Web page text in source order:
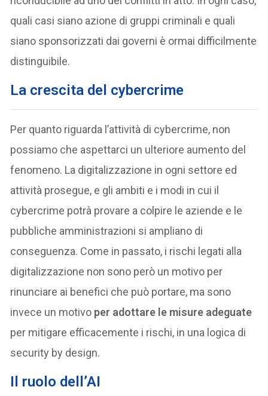
quali casi siano azione di gruppi criminali e quali
siano sponsorizzati dai governi è ormai difficilmente
distinguibile.
La crescita del cybercrime
Per quanto riguarda l’attività di cybercrime, non
possiamo che aspettarci un ulteriore aumento del
fenomeno. La digitalizzazione in ogni settore ed
attività prosegue, e gli ambiti e i modi in cui il
cybercrime potrà provare a colpire le aziende e le
pubbliche amministrazioni si ampliano di
conseguenza. Come in passato, i rischi legati alla
digitalizzazione non sono però un motivo per
rinunciare ai benefici che può portare, ma sono
invece un motivo per adottare le misure adeguate
per mitigare efficacemente i rischi, in una logica di
security by design.
Il ruolo dell’AI